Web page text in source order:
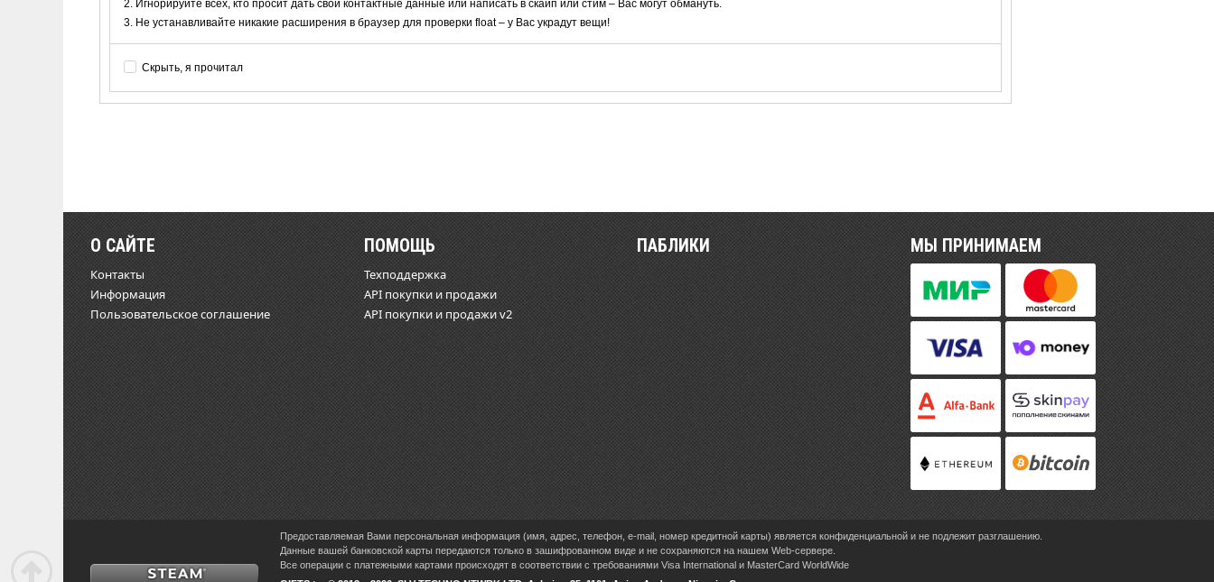
Игнорируйте всех, кто просит дать свои контактные данные или написать в скайп или стим – Вас могут обмануть.
Не устанавливайте никакие расширения в браузер для проверки float – у Вас украдут вещи!
Скрыть, я прочитал
О САЙТЕ
Контакты
Информация
Пользовательское соглашение
ПОМОЩЬ
Техподдержка
API покупки и продажи
API покупки и продажи v2
ПАБЛИКИ МЫ ПРИНИМАЕМ
Предоставляемая Вами персональная информация (имя, адрес, телефон, e-mail, номер кредитной карты) является конфиденциальной и не подлежит разглашению.
Данные вашей банковской карты передаются только в зашифрованном виде и не сохраняются на нашем Web-сервере.
Все операции с платежными картами происходят в соответствии с требованиями Visa International и MasterCard WorldWide